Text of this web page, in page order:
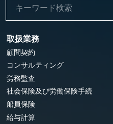
取扱業務
顧問契約
コンサルティング
労務監査
社会保険及び労働保険手続
船員保険
給与計算